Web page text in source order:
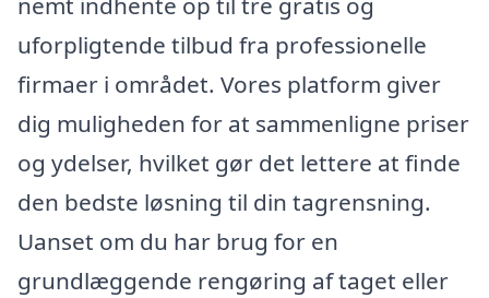
uforpligtende tilbud fra professionelle
firmaer i området. Vores platform giver
dig muligheden for at sammenligne priser
og ydelser, hvilket gør det lettere at finde
den bedste løsning til din tagrensning.
Uanset om du har brug for en
grundlæggende rengøring af taget eller